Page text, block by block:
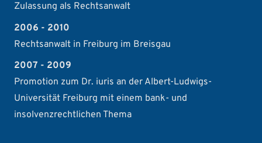
Zulassung als Rechtsanwalt
2006 - 2010
Rechtsanwalt in Freiburg im Breisgau
2007 - 2009
Promotion zum Dr. iuris an der Albert-Ludwigs-
Universität Freiburg mit einem bank- und
insolvenzrechtlichen Thema